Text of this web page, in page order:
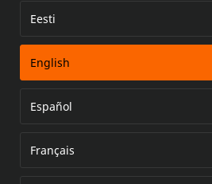
Eesti
English
Español
Français